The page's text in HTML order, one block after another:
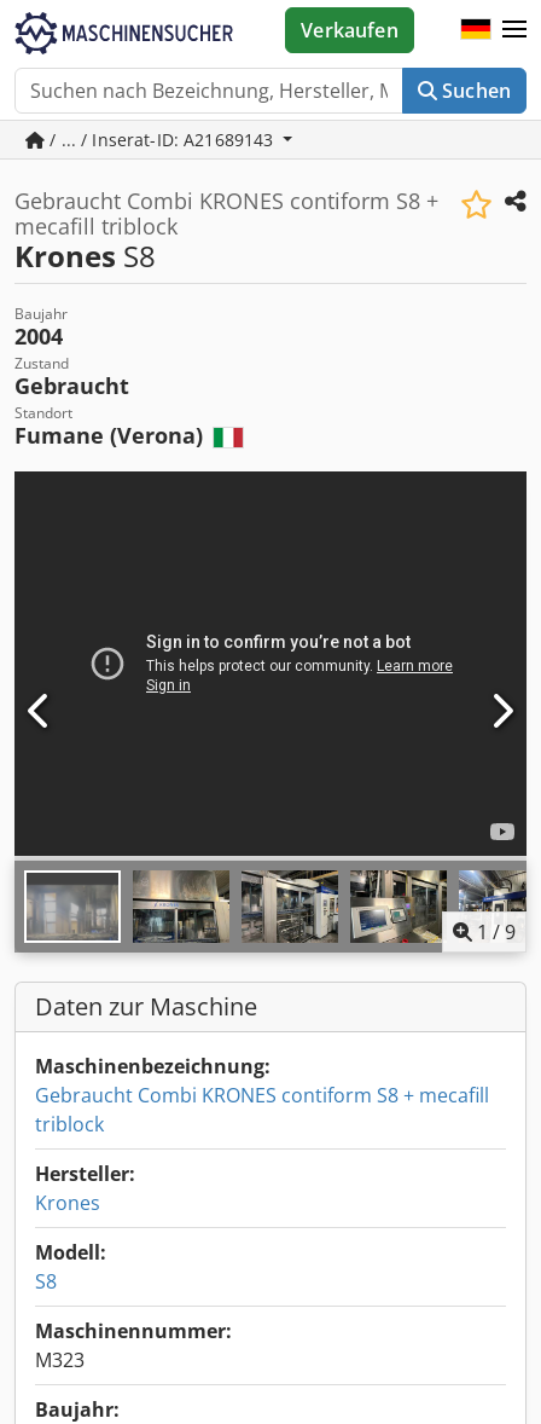
Suchen
Verkaufen
/ ... / Inserat-ID: A21689143
Gebraucht Combi KRONES contiform S8 +
mecafill triblock
Krones S8
Baujahr
2004
Zustand
Gebraucht
Standort
Fumane (Verona)
1 /9
Daten zur Maschine
Maschinenbezeichnung:
Gebraucht Combi KRONES contiform S8 + mecafill
triblock
Hersteller:
Krones
Modell:
S8
Maschinennummer:
M323
Baujahr: